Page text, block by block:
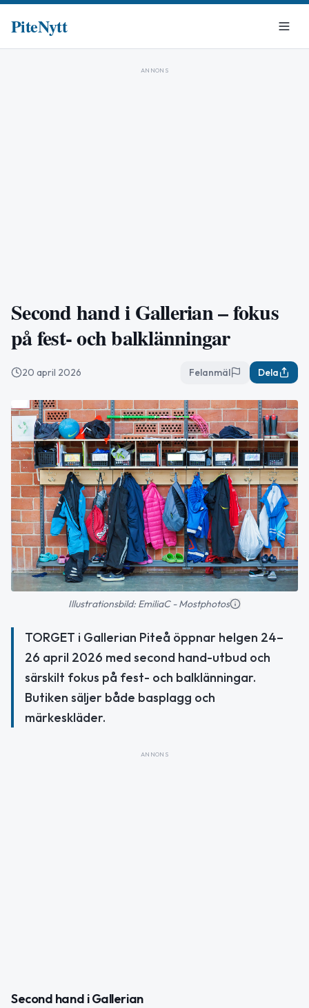
PiteNytt
ANNONS
Second hand i Gallerian – fokus
på fest- och balklänningar
20 april 2026 Felanmäl Dela
Illustrationsbild: EmiliaC - Mostphotos
TORGET i Gallerian Piteå öppnar helgen 24–
26 april 2026 med second hand-utbud och
särskilt fokus på fest- och balklänningar.
Butiken säljer både basplagg och
märkeskläder.
ANNONS
Second hand i Gallerian